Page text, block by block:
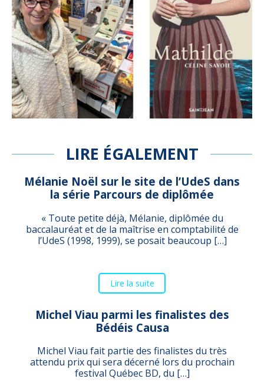
LIRE ÉGALEMENT
Mélanie Noël sur le site de l’UdeS dans
la série Parcours de diplômée
« Toute petite déjà, Mélanie, diplômée du
baccalauréat et de la maîtrise en comptabilité de
l’UdeS (1998, 1999), se posait beaucoup […]
Lire la suite
Michel Viau parmi les finalistes des
Bédéis Causa
Michel Viau fait partie des finalistes du très
attendu prix qui sera décerné lors du prochain
festival Québec BD, du […]